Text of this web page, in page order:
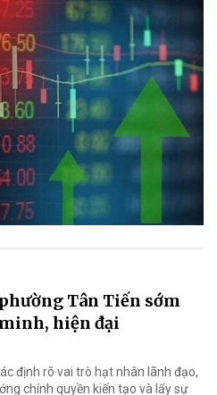
Tân Tiến sớm
hiện đại
định rõ vai trò hạt nhân lãnh đạo,
chính quyền kiến tạo và lấy sự